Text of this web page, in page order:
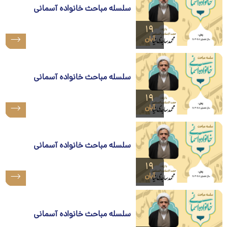
۱۹
آبان
سلسله مباحث خانواده آسمانی
۱۹
آبان
سلسله مباحث خانواده آسمانی
۱۹
آبان
سلسله مباحث خانواده آسمانی
سلسله مباحث خانواده آسمانی